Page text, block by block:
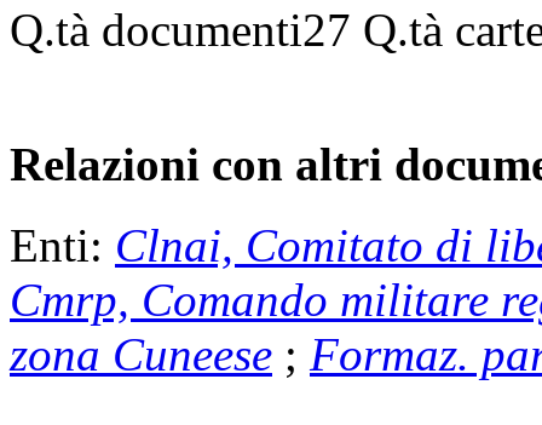
Q.tà documenti27 Q.tà
Relazioni con altri
Enti: Clnai, Comitato di
Cmrp, Comando militare
zona Cuneese ; Formaz.